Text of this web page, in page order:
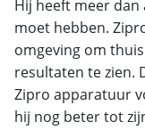
Hij heeft meer
moet hebben.
omgeving om
resultaten te zien.
Zipro apparatuur
hij nog beter tot